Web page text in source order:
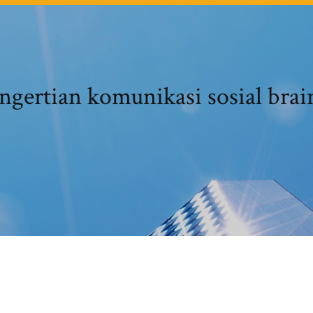
komunikasi sosial